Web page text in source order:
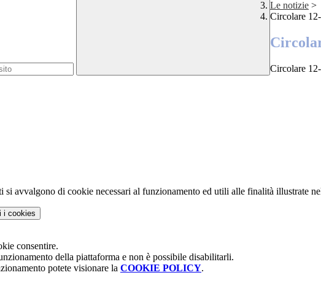
Le notizie >
Circolare
Circolare
si avvalgono di cookie necessari al funzionamento ed utili alle finalità illustrate
i cookies
consentire.
della piattaforma e non è possibile disabilitarli.
potete visionare la COOKIE POLICY.